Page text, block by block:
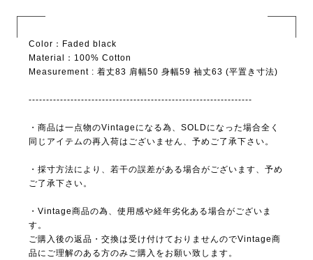
Color：Faded black
Material：100% Cotton
Measurement : 着丈83 肩幅50 身幅59 袖丈63 (平置き寸法)
----------------------------------------------------------------
・商品は一点物のVintageになる為、SOLDになった場合全く
同じアイテムの再入荷はございません、予めご了承下さい。
・採寸方法により、若干の誤差がある場合がございます、予め
ご了承下さい。
・Vintage商品の為、使用感や経年劣化ある場合がございま
す。
ご購入後の返品・交換は受け付けておりませんのでVintage商
品にご理解のある方のみご購入をお願い致します。